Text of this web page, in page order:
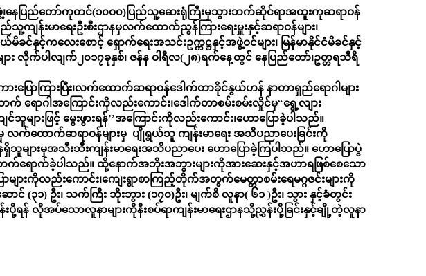
နေပြည်တော်ကုတင်(၁၀ဝ၀)ပြည်သူ့ဆေးရုံကြီးမှသွားဘက်ဆိုင်ရာအထူးကုဆရာဝန်
ကျန်းမာရေးဦးစီးဌာနမှလက်ထောက်ညွန်ကြားရေးမှူးနှင့်ဆရာဝန်များ၊
င်နှင့်ကလေးစောင့် ရှောက်ရေးအသင်းဥက္ကဋ္ဌနှင့်အဖွဲ့ဝင်များ၊ မြန်မာနိုင်ငံမိခင်နှင့်
း လိုက်ပါလျက်၂၀၁၇ခုနှစ်၊ ဇန်န ဝါရီလ(၂၈)ရက်နေ့တွင် နေပြည်တော်၊ဥတ္တရသီရိ
ောကြားပြီး၊လက်ထောက်ဆရာဝန်ဒေါက်တာခိုင်နွယ်ဟန် နာတာရှည်ရောဂါများ
က် ရောဂါအကြောင်းကိုလည်းကောင်း၊ဒေါက်တာစမ်းစမ်းလှိုင်မှ“ရွေ့လျား
ျားဖြင့် မွေးဖွားရန်’’အကြောင်းကိုလည်းကောင်း၊ဟောပြောခဲ့ပါသည်။
ထောက်ဆရာဝန်များမှ ပျိုရွယ်သူ ကျန်းမာရေး အသိပညာပေးခြင်းကို
သူများမှအသီးသီးကျန်းမာရေးအသိပညာပေး ဟောပြောခဲ့ကြပါသည်။ ဟောပြောပွဲ
က်ရောက်ခဲ့ပါသည်။ ထို့နောက်အဘိုးအဘွားများကိုအားဆေးနှင့်အဟာရဖြစ်စေသော
ားကိုလည်းကောင်း၊ကျေးရွာစာကြည့်တိုက်အတွက်မေတ္တာစမ်းရေမဂ္ဂဇင်းများကို
၃၁) ဦး၊ သက်ကြီး ဘိုးဘွား (၁၇၀)ဦး၊ မျက်စိ လူနာ( ၆၁ )ဦး၊ သွား နှင့်ခံတွင်း
ရန် လိုအပ်သောလူနာများကိုနီးစပ်ရာကျန်းမာရေးဌာနသို့ညွှန်းပို့ခြင်းနှင့်ချို့တဲ့လူနာ